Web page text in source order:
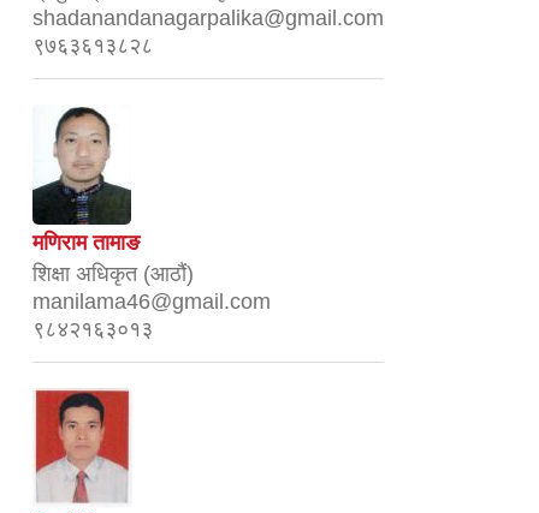
shadanandanagarpalika@gmail.com
९७६३६१३८२८
मणिराम तामाङ
शिक्षा अधिकृत (आठौं)
manilama46@gmail.com
९८४२१६३०१३